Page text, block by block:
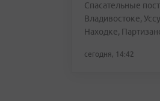
Спасательные
Владивостоке,
Находке,
сегодня, 14:42